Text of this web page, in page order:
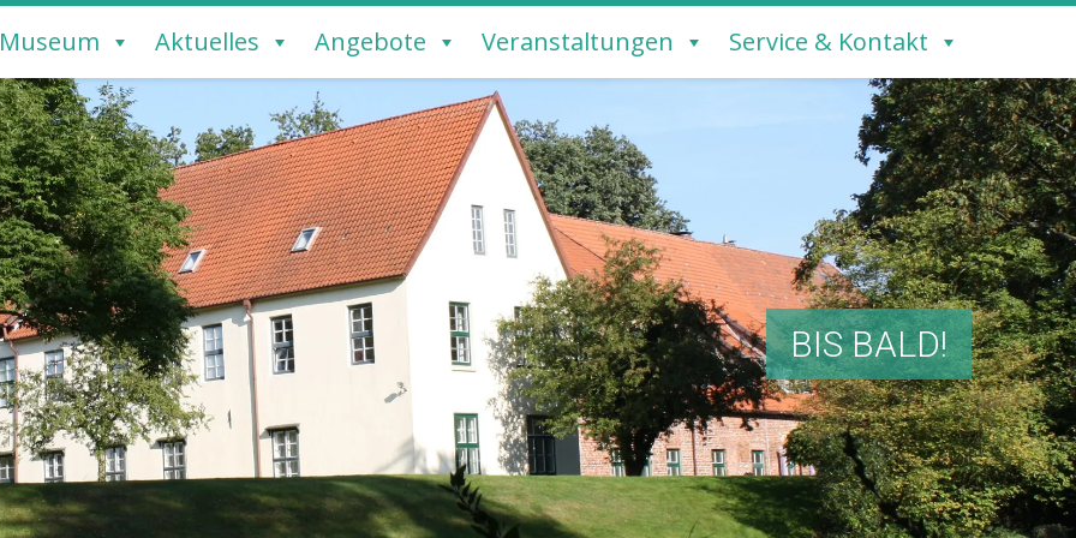
Museum Aktuelles Angebote Veranstaltungen Service & Kontakt
BIS BALD!